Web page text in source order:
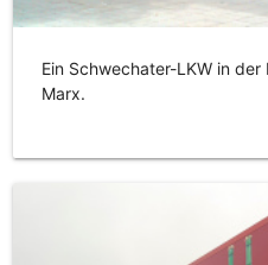
Ein Schwechater-LKW in
Marx.